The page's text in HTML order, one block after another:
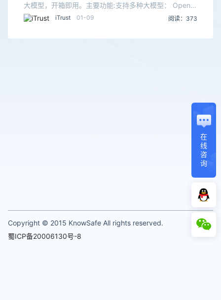
大模型，开箱即用。主要功能:支持多种大模型： OpenAI
ChatGPT 系列模型（支持 Azure OpenAI API） A
iTrust 01-09 阅读：373
在
线
咨
询
Copyright © 2015 KnowSafe All rights reserved.
蜀ICP备20006130号-8